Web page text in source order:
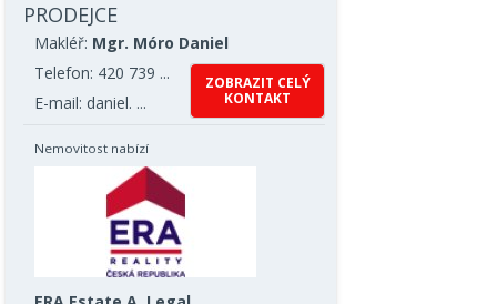
PRODEJCE
Makléř: Mgr. Móro Daniel
Telefon: 420 739 ...
E-mail: daniel. ...
ZOBRAZIT CELÝ
KONTAKT
Nemovitost nabízí